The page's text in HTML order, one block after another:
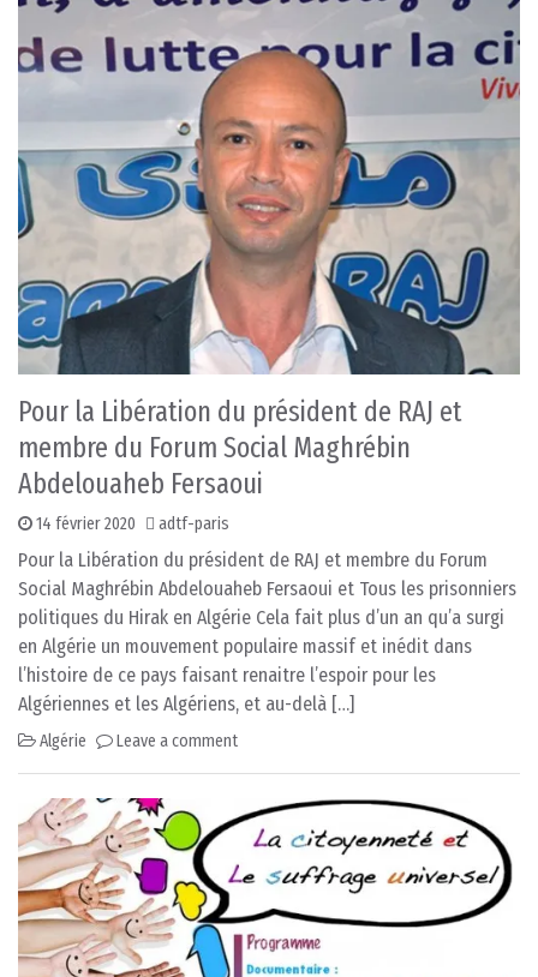
Pour la Libération du président de RAJ et
membre du Forum Social Maghrébin
Abdelouaheb Fersaoui
14 février 2020 adtf-paris
Pour la Libération du président de RAJ et membre du Forum
Social Maghrébin Abdelouaheb Fersaoui et Tous les prisonniers
politiques du Hirak en Algérie Cela fait plus d’un an qu’a surgi
en Algérie un mouvement populaire massif et inédit dans
l’histoire de ce pays faisant renaitre l’espoir pour les
Algériennes et les Algériens, et au-delà […]
Algérie Leave a comment